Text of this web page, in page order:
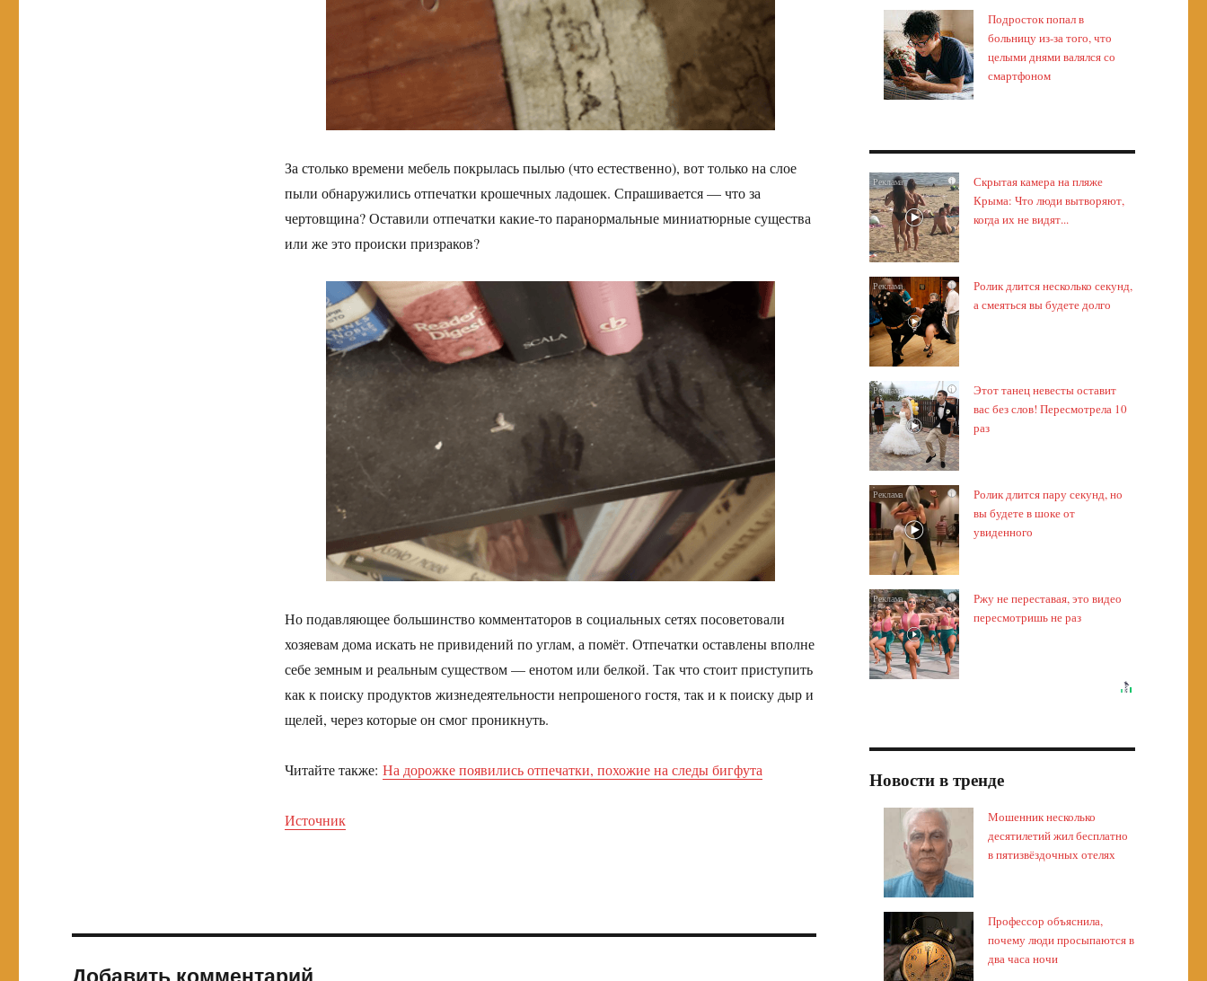
За столько времени мебель покрылась пылью (что естественно), вот только на слое
пыли обнаружились отпечатки крошечных ладошек. Спрашивается — что за
чертовщина? Оставили отпечатки какие-то паранормальные миниатюрные существа
или же это происки призраков?
Но подавляющее большинство комментаторов в социальных сетях посоветовали
хозяевам дома искать не привидений по углам, а помёт. Отпечатки оставлены вполне
себе земным и реальным существом — енотом или белкой. Так что стоит приступить
как к поиску продуктов жизнедеятельности непрошеного гостя, так и к поиску дыр и
щелей, через которые он смог проникнуть.
Читайте также: На дорожке появились отпечатки, похожие на следы бигфута
Источник
Подросток попал в
больницу из-за того, что
целыми днями валялся со
смартфоном
i
Скрытая камера на пляже
Крыма: Что люди вытворяют,
когда их не видят...
i
Ролик длится несколько секунд,
а смеяться вы будете долго
i
Этот танец невесты оставит
вас без слов! Пересмотрела 10
раз
i
Ролик длится пару секунд, но
вы будете в шоке от
увиденного
i
Ржу не переставая, это видео
пересмотришь не раз
Новости в тренде
Мошенник несколько
десятилетий жил бесплатно
в пятизвёздочных отелях
Профессор объяснила,
почему люди просыпаются в
два часа ночи